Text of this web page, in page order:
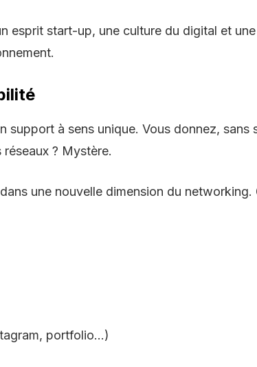
start-up, une culture du digital et une
support à sens unique. Vous donnez,
? Mystère.
une nouvelle dimension du
portfolio…)